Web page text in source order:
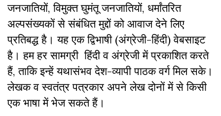
जनजातियों, विमुक्त घुमंतू जनजातियों, धर्मांतरित
अल्पसंख्यकों से संबंधित मुद्दों को आवाज देने लिए
प्रतिबद्ध है। यह एक द्विभाषी (अंग्रेजी-हिंदी) वेबसाइट
है। हम हर सामग्री हिंदी व अंग्रेजी में प्रकाशित करते
हैं, ताकि इन्हें यथासंभव देश-व्यापी पाठक वर्ग मिल सके।
लेखक व स्वतंत्र पत्रकार अपने लेख दोनों में से किसी
एक भाषा में भेज सकते हैं।